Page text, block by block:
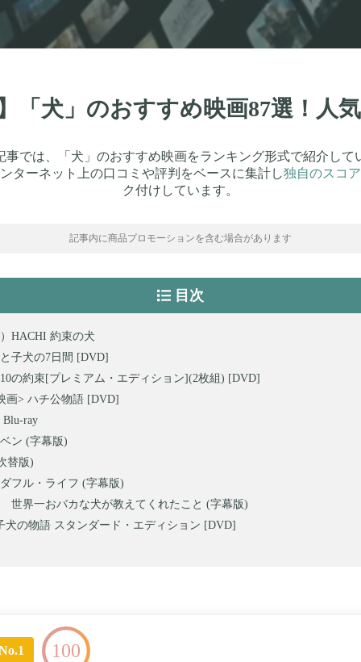
「犬」のおすすめ映画87選！人
事では、「犬」のおすすめ映画をランキング形式で紹介して
ターネット上の口コミや評判をベースに集計し独自のスコア
ク付けしています。
記事内に商品プロモーションを含む場合があります
目次
HACHI 約束の犬
子犬の7日間 [DVD]
の約束[プレミアム・エディション](2枚組) [DVD]
画> ハチ公物語 [DVD]
Blu-ray
ン (字幕版)
替版)
フル・ライフ (字幕版)
世界一おバカな犬が教えてくれたこと (字幕版)
犬の物語 スタンダード・エディション [DVD]
100